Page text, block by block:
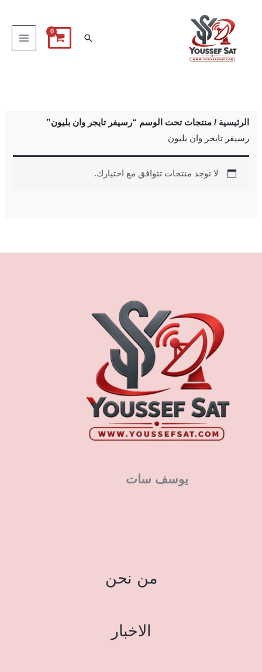
البحث
الرئيسية / منتجات تحت الوسم “رسيفر تايجر وان بليون”
رسيفر تايجر وان بليون
لا توجد منتجات تتوافق مع اختيارك.
يوسف سات
من نحن
الاخبار